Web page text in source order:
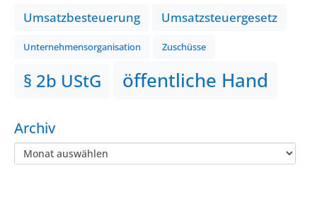
Umsatzbesteuerung Umsatzsteuergesetz
Unternehmensorganisation Zuschüsse
§ 2b UStG öffentliche Hand
Archiv